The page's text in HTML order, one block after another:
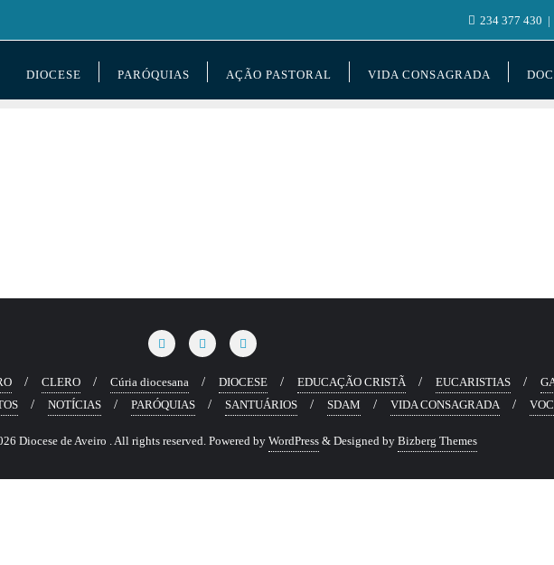
234 377 430
DIOCESE PARÓQUIAS AÇÃO PASTORAL VIDA CONSAGRADA
CLERO Cúria diocesana DIOCESE EDUCAÇÃO CRISTÃ EUCARISTIAS
NOTÍCIAS PARÓQUIAS SANTUÁRIOS SDAM VIDA CONSAGRADA
Diocese de Aveiro . All rights reserved.Powered by WordPress & Designed by Bizberg Themes